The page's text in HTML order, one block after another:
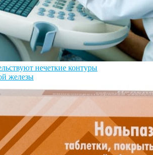
нечеткие контуры
железы